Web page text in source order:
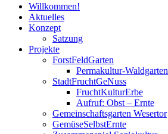
Willkommen!
Aktuelles
Konzept
Satzung
Projekte
ForstFeldGarten
Permakultur-Waldgarten
StadtFruchtGeNuss
FruchtKulturErbe
Aufruf: Obst – Ernte
Gemeinschaftsgarten Wesertor
GemüseSelbstErnte